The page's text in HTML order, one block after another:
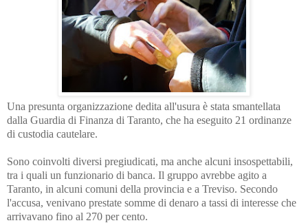
Una presunta organizzazione dedita all'usura è stata smantellata
dalla Guardia di Finanza di Taranto, che ha eseguito 21 ordinanze
di custodia cautelare.
Sono coinvolti diversi pregiudicati, ma anche alcuni insospettabili,
tra i quali un funzionario di banca. Il gruppo avrebbe agito a
Taranto, in alcuni comuni della provincia e a Treviso. Secondo
l'accusa, venivano prestate somme di denaro a tassi di interesse che
arrivavano fino al 270 per cento.